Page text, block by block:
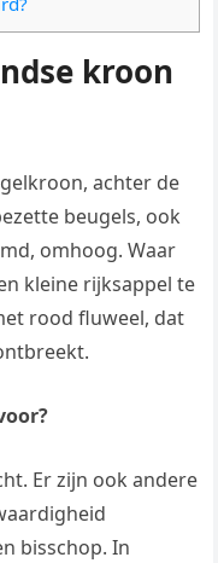
kroon
achter de
beugels, ook
omhoog. Waar
kleine rijksappel te
rood fluweel, dat
Er zijn ook andere
bisschop. In